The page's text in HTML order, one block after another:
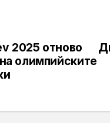
2025 отново
олимпийските